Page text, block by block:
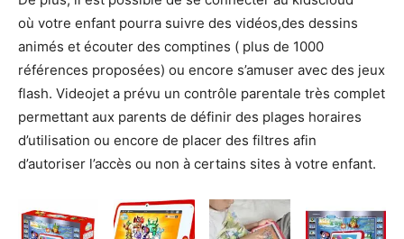
où votre enfant pourra suivre des vidéos,des dessins
animés et écouter des comptines ( plus de 1000
références proposées) ou encore s’amuser avec des jeux
flash. Videojet a prévu un contrôle parentale très complet
permettant aux parents de définir des plages horaires
d’utilisation ou encore de placer des filtres afin
d’autoriser l’accès ou non à certains sites à votre enfant.